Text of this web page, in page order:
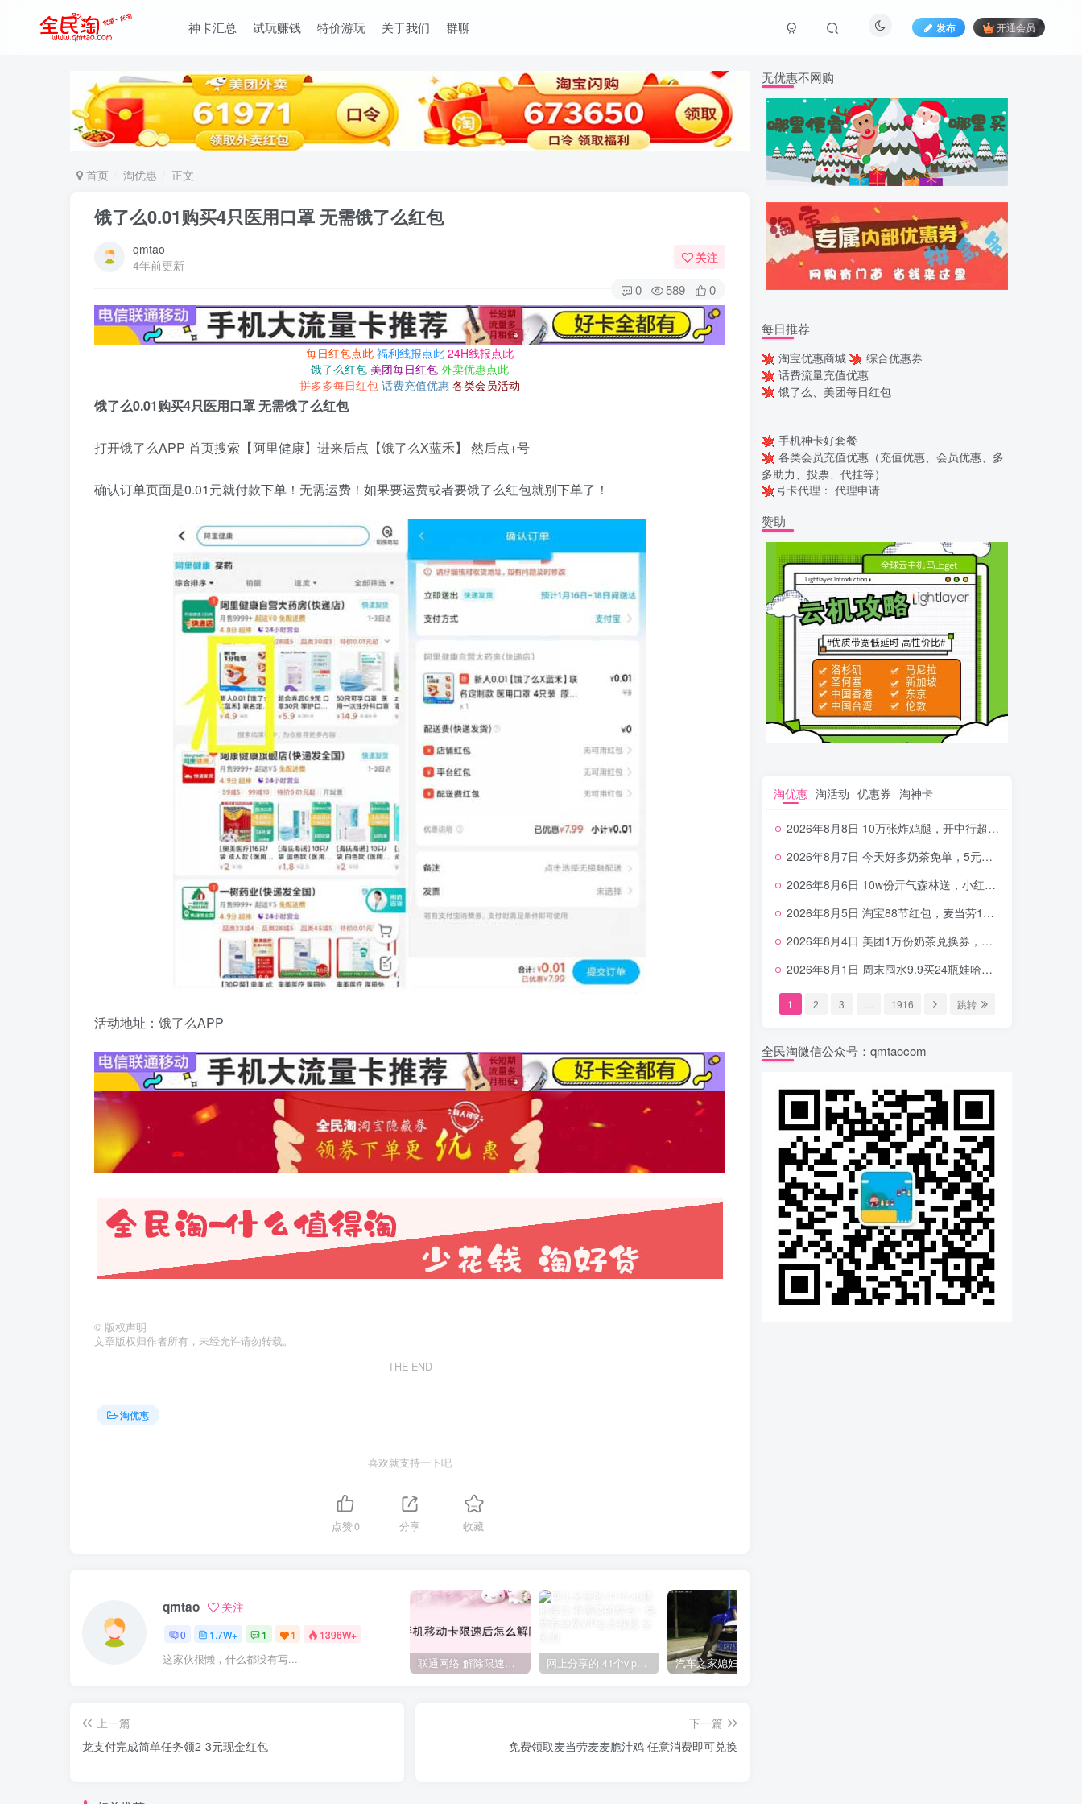
神卡汇总 试玩赚钱 特价游玩 关于我们 群聊 发布 开通会员
首页 淘优惠 正文
饿了么0.01购买4只医用口罩 无需饿了么红包
qmtao
4年前更新
关注
0 589 0
每日红包点此 福利线报点此 24H线报点此
饿了么红包 美团每日红包 外卖优惠点此
拼多多每日红包 话费充值优惠 各类会员活动
饿了么0.01购买4只医用口罩 无需饿了么红包
打开饿了么APP 首页搜索【阿里健康】进来后点【饿了么X蓝禾】 然后点+号
确认订单页面是0.01元就付款下单！无需运费！如果要运费或者要饿了么红包就别下单了！
活动地址：饿了么APP
© 版权声明
文章版权归作者所有，未经允许请勿转载。
THE END
淘优惠
喜欢就支持一下吧
点赞0 分享 收藏
qmtao 关注
0 1.7W+ 1 1 1396W+
这家伙很懒，什么都没有写... 联通网络 解除限速方法参考！畅享、畅玩、老白干等及其它地区自测了 网上分享的 41个vip解析接口 有需要的拿去~ 免费看全网VIP会员视频
上一篇
龙支付完成简单任务领2-3元现金红包
下一篇
免费领取麦当劳麦麦脆汁鸡 任意消费即可兑换
无优惠不网购
每日推荐
淘宝优惠商城
综合优惠券
话费流量充值优惠
饿了么、美团每日红包
手机神卡好套餐
各类会员充值优惠（充值优惠、会员优惠、多
多助力、投票、代挂等）
号卡代理： 代理申请
赞助
淘优惠 淘活动 优惠券 淘神卡
2026年8月8日 10万张炸鸡腿，开中行超给利，美团奶茶0.01，加油券，千问1.8~18.8体验金等
2026年8月7日 今天好多奶茶免单，5元农行省钱卡，京东抢0.01沪上，邮储5.88元等
2026年8月6日 10w份亓气森林送，小红书12元无门槛，中行电费30-10，0元柠檬水+0撸汉堡等
2026年8月5日 淘宝88节红包，麦当劳150万份柠檬水，三万份瑞幸免单，霸王9万份0.01券等
2026年8月4日 美团1万份奶茶兑换券，农行5E卡，中行支付超给利，美团领18个冰激凌，小米每天领2-6元等等
2026年8月1日 周末囤水9.9买24瓶娃哈哈，建行100元京东券，移动5元话费，麦当劳甜筒，交行立减金等
1 2 3 1916 跳转
全民淘微信公众号：qmtaocom